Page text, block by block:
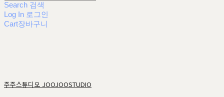
Search 검색
Log In 로그인
Cart장바구니
주주스튜디오 JOOJOOSTUDIO